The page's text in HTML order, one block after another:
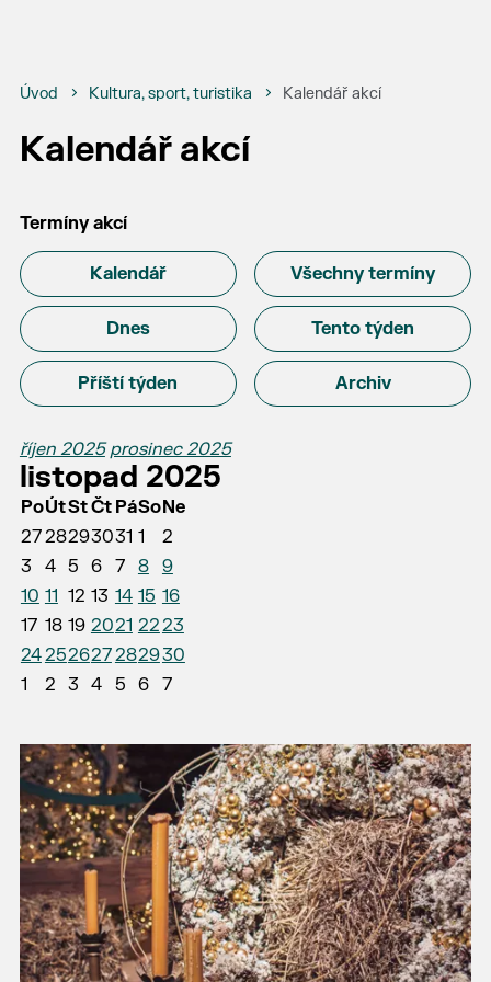
Úvod Kultura, sport, turistika Kalendář akcí
Kalendář akcí
Termíny akcí
Kalendář Všechny termíny
Dnes Tento týden
Příští týden Archiv
říjen 2025 prosinec 2025
listopad 2025
PoÚtStČt PáSoNe
2728293031 1
2
3
4 5 6 7 8
9
10 11 12 13 14 15 16
17 18 19 2021 2223
24252627282930
1
2 3 4 5 6 7